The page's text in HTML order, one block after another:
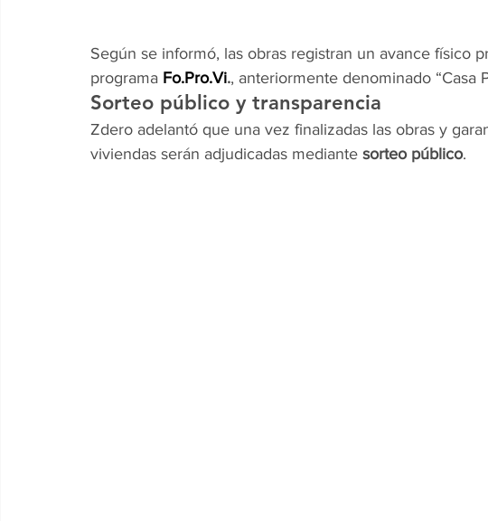
Según se informó, las obras registran un avance físico
programa Fo.Pro.Vi., anteriormente denominado “Casa
Sorteo público y transparencia
Zdero adelantó que una vez finalizadas las obras y
viviendas serán adjudicadas mediante sorteo público.